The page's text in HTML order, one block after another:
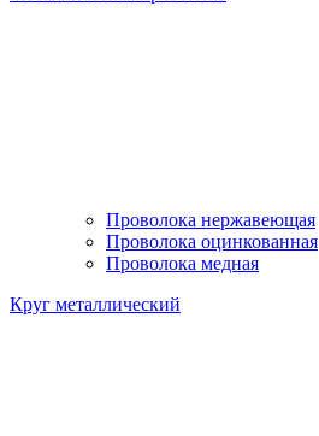
Проволока нержавеющая
Проволока оцинкованная
Проволока медная
Круг металлический